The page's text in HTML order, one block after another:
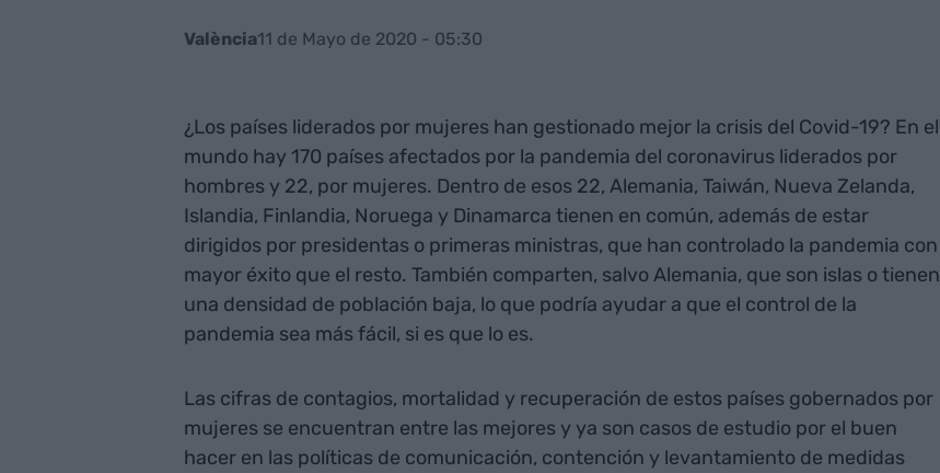
València11 de Mayo de 2020 - 05:30
¿Los países liderados por mujeres han gestionado mejor la crisis del Covid-19? En el
mundo hay 170 países afectados por la pandemia del coronavirus liderados por
hombres y 22, por mujeres. Dentro de esos 22, Alemania, Taiwán, Nueva Zelanda,
Islandia, Finlandia, Noruega y Dinamarca tienen en común, además de estar
dirigidos por presidentas o primeras ministras, que han controlado la pandemia con
mayor éxito que el resto. También comparten, salvo Alemania, que son islas o tienen
una densidad de población baja, lo que podría ayudar a que el control de la
pandemia sea más fácil, si es que lo es.
Las cifras de contagios, mortalidad y recuperación de estos países gobernados por
mujeres se encuentran entre las mejores y ya son casos de estudio por el buen
hacer en las políticas de comunicación, contención y levantamiento de medidas